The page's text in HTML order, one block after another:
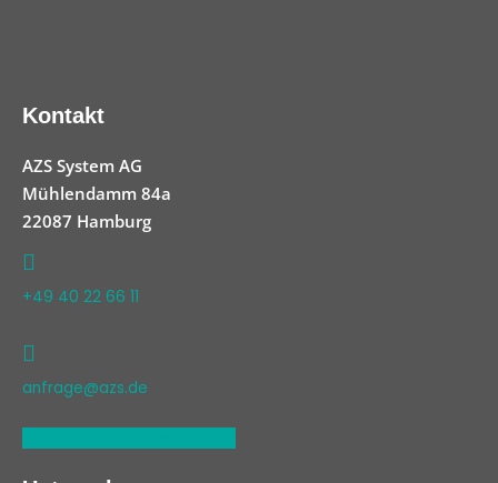
Kontakt
AZS System AG
Mühlendamm 84a
22087 Hamburg
+49 40 22 66 11
anfrage@azs.de